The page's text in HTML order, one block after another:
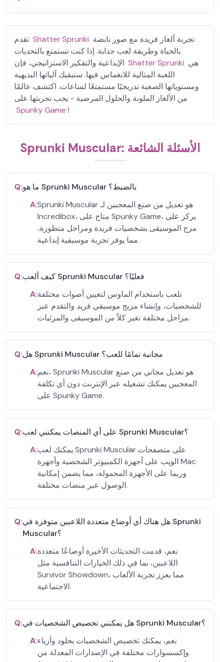
Shatter Sprunki
بالحياة وطريقة لعب جذابة. إذا كنت تستمتع بالتحديات
Shatter Sprunki
اللعبة المثالية للانغماس فيها. ستبقيك آلياتها البديهية
ومستوياتها الصعبة تدريجيًا مستمتعًا لساعات. اكتشف عالمًا
من الألغاز الملونة والحلول المرضية - يجب تجربتها على
Spunky Game !
Sprunki Muscular: الأسئلة الشائعة
Q:
ما هو Sprunki Muscular بالضبط؟
A:Sprunki Muscular هو تعديل من صنع المعجبين لـ
Incredibox، متاح على Spunky Game، يركز على
مزج الموسيقى بشخصيات فريدة ومراحل متطورة،
مما يوفر تجربة موسيقية إبداعية.
Q:
كيف ألعب Sprunki Muscular فعليًا؟
A:تلعب باستخدام الماوس لتعيين أصوات مختلفة
للشخصيات، وإنشاء مزيج موسيقي فريد والتقدم عبر
مراحل مختلفة تغير كلاً من الموسيقى والمرئيات.
Q:
هل Sprunki Muscular مجانية تمامًا للعب؟
A:نعم، Sprunki Muscular هو تعديل مجاني من صنع
المعجبين يمكنك تشغيله عبر الإنترنت دون أي تكلفة
على Spunky Game.
Q:
على أي المنصات يمكنني لعب Sprunki Muscular؟
A:يمكنك لعب Sprunki Muscular على متصفحات
الويب على أجهزة الكمبيوتر الشخصية وأجهزة Mac
وربما على الأجهزة المحمولة، مما يضمن إمكانية
الوصول عبر منصات مختلفة.
Q:هل هناك أي أوضاع متعددة اللاعبين متوفرة في Sprunki
Muscular؟
A:نعم، قدمت التحديثات الأخيرة أوضاعًا متعددة
اللاعبين، بما في ذلك الخيارات التنافسية مثل
Survivor Showdown، مما يعزز تجربة الألعاب
الاجتماعية.
Q:
هل يمكنني تخصيص الشخصيات في Sprunki Muscular؟
A:نعم، يمكنك تخصيص الشخصيات بجلود وأزياء
وإكسسوارات مختلفة في الإصدارات المعدلة من